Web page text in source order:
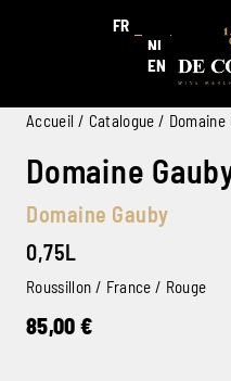
FR
NL
EN
Accueil / Catalogue / Domaine
Domaine
Domaine Gauby
0,75L
Roussillon / France / Rouge
85,00 €